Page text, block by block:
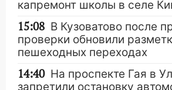
капремонт школы в селе
15:08 В Кузоватово после
проверки обновили
пешеходных переходах
14:40 На проспекте Гая в
запретили остановку